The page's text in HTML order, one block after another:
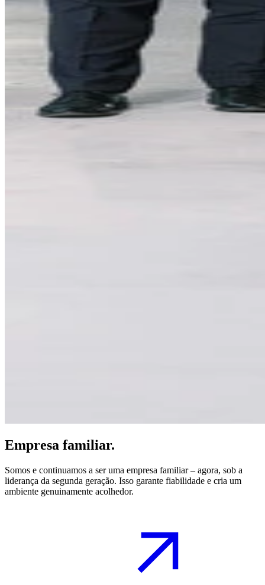
Empresa familiar.
Somos e continuamos a ser uma empresa familiar – agora, sob a
liderança da segunda geração. Isso garante fiabilidade e cria um
ambiente genuinamente acolhedor.